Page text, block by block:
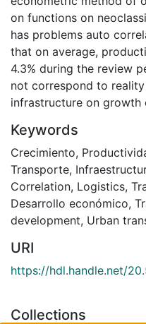
on functions on
has problems auto
that on average,
4.3% during the review
not correspond to
infrastructure on growth
Keywords
Crecimiento,
Transporte,
Correlation, Logistics,
Desarrollo económico,
development, Urban
URI
https://hdl.handle.net/
Collections